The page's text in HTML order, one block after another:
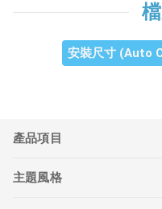
安裝尺寸 (Auto
產品項目
主題風格